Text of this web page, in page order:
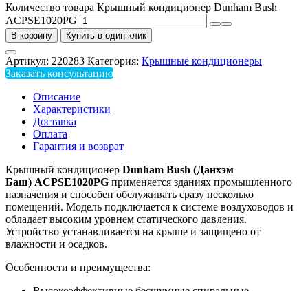
Количество товара Крышный кондиционер Dunham Bush
ACPSE1020PG
В корзину Купить в один клик
Артикул: 220283 Категория: Крышные кондиционеры
Заказать консультацию
Описание
Характеристики
Доставка
Оплата
Гарантия и возврат
Крышный кондиционер Dunham Bush (Данхэм
Баш) ACPSE1020PG применяется зданиях промышленного
назначения и способен обслуживать сразу несколько
помещений. Модель подключается к системе воздуховодов и
обладает высоким уровнем статического давления.
Устройство устанавливается на крыше и защищено от
влажности и осадков.
Особенности и преимущества: